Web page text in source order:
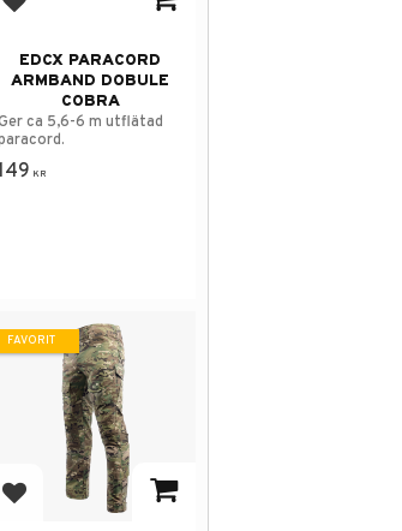
Lägg till i favoriter
EDCX PARACORD
ARMBAND DOBULE
COBRA
ca 5,6-6 m utflätad
KR
Lägg till i favoriter
FAVORIT